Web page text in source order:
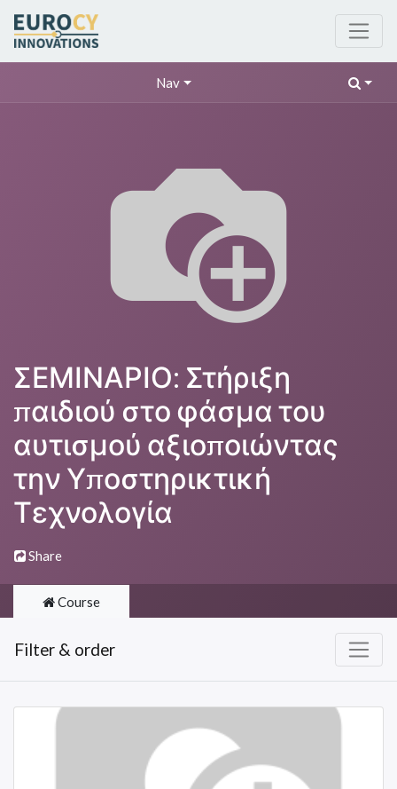
Nav
ΣΕΜΙΝΑΡΙΟ: Στήριξη
παιδιού στο φάσμα του
αυτισμού αξιοποιώντας
την Υποστηρικτική
Τεχνολογία
Share
Course
Filter & order